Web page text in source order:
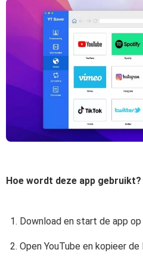
Hoe wordt deze app gebruikt?
Download en start de app
Open YouTube en kopieer